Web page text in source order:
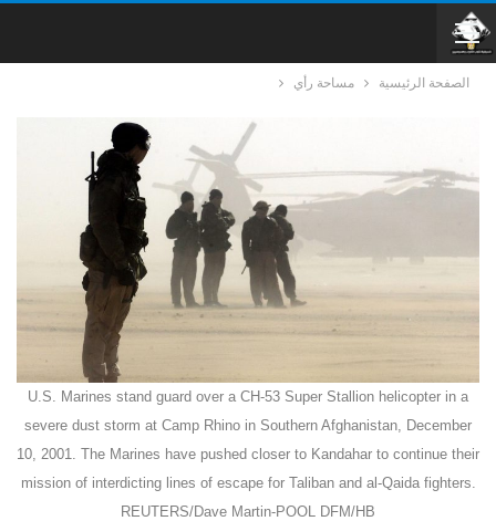
الصفحة الرئيسية مساحة رأي
U.S. Marines stand guard over a CH-53 Super Stallion helicopter in a
severe dust storm at Camp Rhino in Southern Afghanistan, December
10, 2001. The Marines have pushed closer to Kandahar to continue their
mission of interdicting lines of escape for Taliban and al-Qaida fighters.
REUTERS/Dave Martin-POOL DFM/HB